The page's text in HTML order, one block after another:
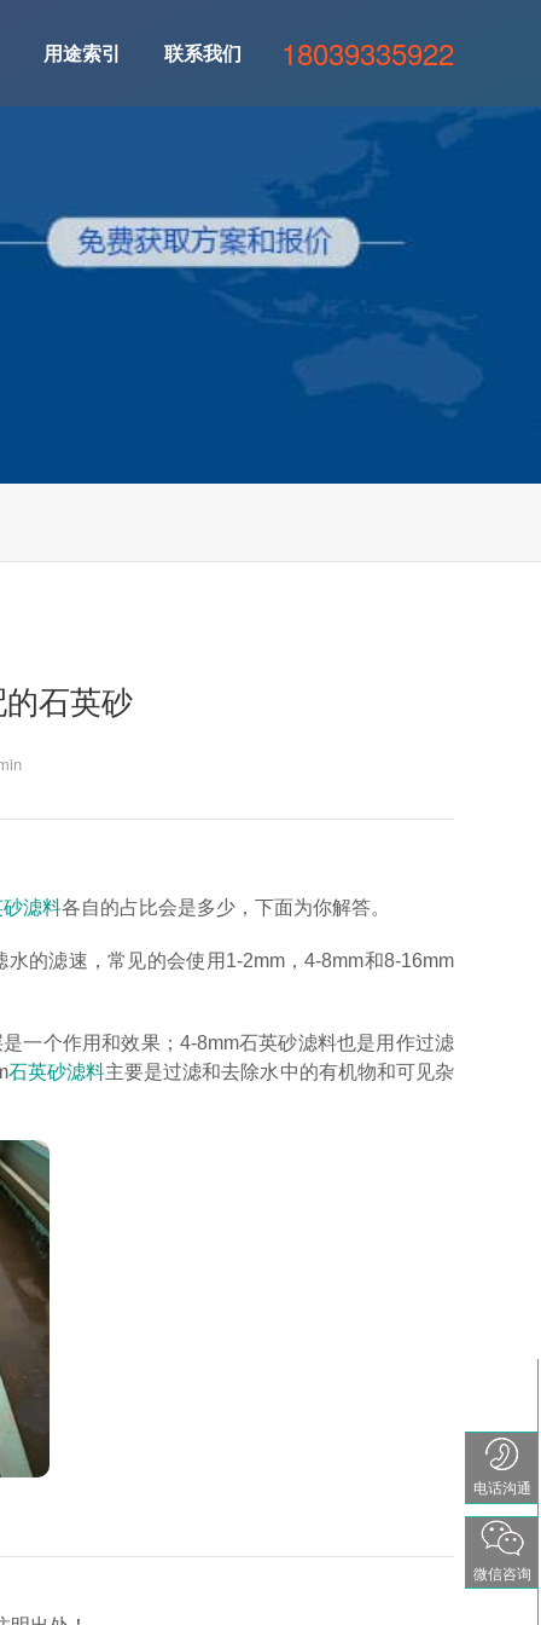
用途索引 联系我们 18039335922
石英砂
滤料各自的占比会是多少，下面为你解答。
的滤速，常见的会使用1-2mm，4-8mm和8-16mm
一个作用和效果；4-8mm石英砂滤料也是用作过滤
石英砂滤料主要是过滤和去除水中的有机物和可见杂
电话沟通
微信咨询